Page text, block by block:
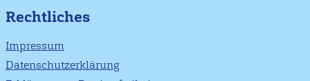
Rechtliches
Impressum
Datenschutzerklärung